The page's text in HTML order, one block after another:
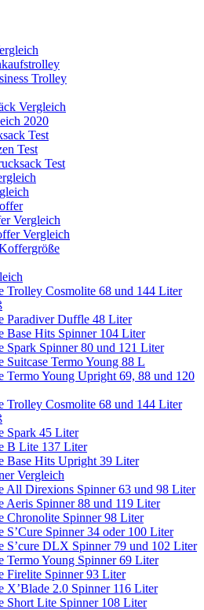
Trolley
Vergleich
2020
Test
Test
Test
Vergleich
Vergleich
Trolley Cosmolite 68 und 144 Liter
Paradiver Duffle 48 Liter
Base Hits Spinner 104 Liter
Spark Spinner 80 und 121 Liter
Suitcase Termo Young 88 L
Termo Young Upright 69, 88 und 120
Trolley Cosmolite 68 und 144 Liter
Spark 45 Liter
B Lite 137 Liter
Base Hits Upright 39 Liter
Vergleich
All Direxions Spinner 63 und 98 Liter
Aeris Spinner 88 und 119 Liter
Chronolite Spinner 98 Liter
S’Cure Spinner 34 oder 100 Liter
S’cure DLX Spinner 79 und 102 Liter
Termo Young Spinner 69 Liter
Firelite Spinner 93 Liter
X’Blade 2.0 Spinner 116 Liter
Short Lite Spinner 108 Liter